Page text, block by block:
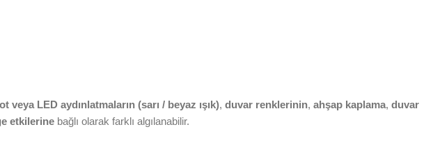
veya LED aydınlatmaların (sarı / beyaz ışık), duvar renklerinin, ahşap kaplama, duvar
etkilerine bağlı olarak farklı algılanabilir.